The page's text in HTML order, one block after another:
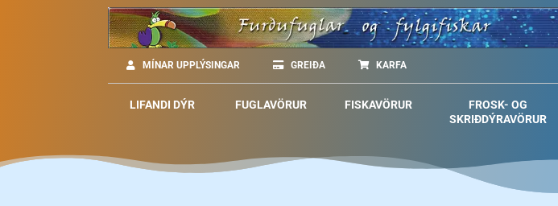
MÍNAR UPPLÝSINGAR GREIÐA KARFA
LIFANDI DÝR FUGLAVÖRUR FISKAVÖRUR
FROSK- OG
SKRIÐDÝRAVÖRUR